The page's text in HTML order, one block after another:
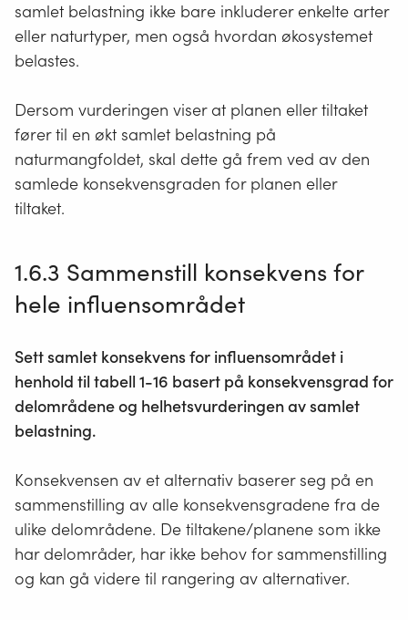
samlet belastning ikke bare inkluderer enkelte arter
eller naturtyper, men også hvordan økosystemet
belastes.
Dersom vurderingen viser at planen eller tiltaket
fører til en økt samlet belastning på
naturmangfoldet, skal dette gå frem ved av den
samlede konsekvensgraden for planen eller
tiltaket.
1.6.3 Sammenstill konsekvens for
hele influensområdet
Sett samlet konsekvens for influensområdet i
henhold til tabell 1-16 basert på konsekvensgrad for
delområdene og helhetsvurderingen av samlet
belastning.
Konsekvensen av et alternativ baserer seg på en
sammenstilling av alle konsekvensgradene fra de
ulike delområdene. De tiltakene/planene som ikke
har delområder, har ikke behov for sammenstilling
og kan gå videre til rangering av alternativer.